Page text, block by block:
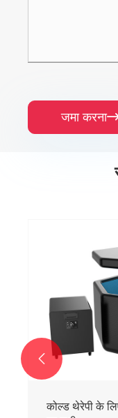
जमा करना
एथलीटों के लिए
